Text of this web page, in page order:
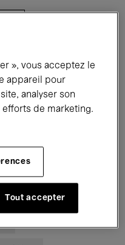
Concerts
Performances
Music
», vous acceptez le
appareil pour
analyser son
de marketing.
Tout accepter